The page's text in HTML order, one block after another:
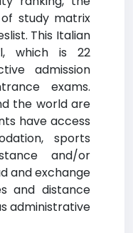
study matrix
This Italian
which is 22
admission
exams.
the world are
have access
sports
and/or
and exchange
and distance
administrative